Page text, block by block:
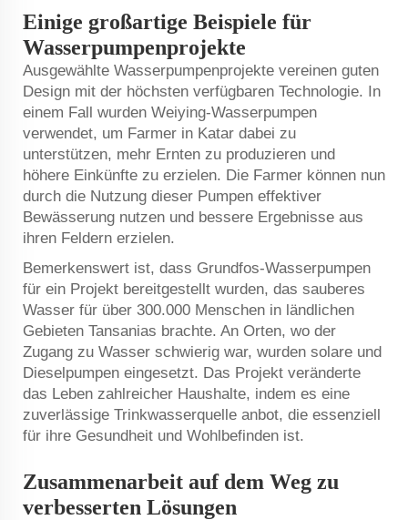
Einige großartige Beispiele für
Wasserpumpenprojekte
Ausgewählte Wasserpumpenprojekte vereinen guten
Design mit der höchsten verfügbaren Technologie. In
einem Fall wurden Weiying-Wasserpumpen
verwendet, um Farmer in Katar dabei zu
unterstützen, mehr Ernten zu produzieren und
höhere Einkünfte zu erzielen. Die Farmer können nun
durch die Nutzung dieser Pumpen effektiver
Bewässerung nutzen und bessere Ergebnisse aus
ihren Feldern erzielen.
Bemerkenswert ist, dass Grundfos-Wasserpumpen
für ein Projekt bereitgestellt wurden, das sauberes
Wasser für über 300.000 Menschen in ländlichen
Gebieten Tansanias brachte. An Orten, wo der
Zugang zu Wasser schwierig war, wurden solare und
Dieselpumpen eingesetzt. Das Projekt veränderte
das Leben zahlreicher Haushalte, indem es eine
zuverlässige Trinkwasserquelle anbot, die essenziell
für ihre Gesundheit und Wohlbefinden ist.
Zusammenarbeit auf dem Weg zu
verbesserten Lösungen